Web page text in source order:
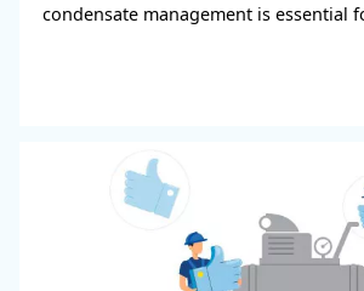
Μάθετε περισσότερα από